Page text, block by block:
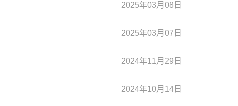
2025年03月08日
2025年03月07日
2024年11月29日
2024年10月14日